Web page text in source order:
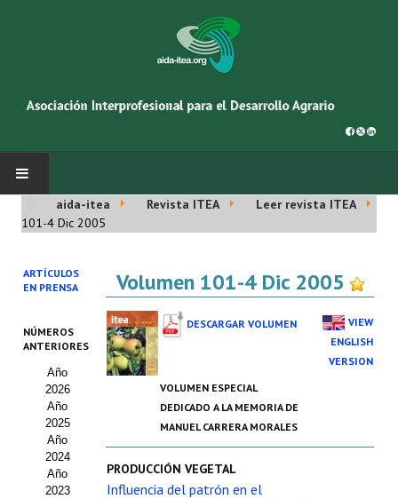
INICIO
Asociación AIDA
Cincuentenario AIDA
Organigrama
Estatutos
Hacerse socio
Noticias
aida-itea Revista ITEA
Leer revista ITEA
101-4 Dic 2005
ARTÍCULOS
EN PRENSA
NÚMEROS
ANTERIORES
Año
2026
Año
2025
Año
2024
Año
2023
Volumen 101-4 Dic 2005
DESCARGAR VOLUMEN
VOLUMEN ESPECIAL
DEDICADO A LA MEMORIA DE
MANUEL CARRERA MORALES
VIEW
ENGLISH
VERSION
PRODUCCIÓN VEGETAL
Influencia del patrón en el